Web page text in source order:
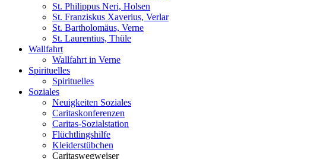
St. Philippus Neri, Holsen
St. Franziskus Xaverius, Verlar
St. Bartholomäus, Verne
St. Laurentius, Thüle
Wallfahrt
Wallfahrt in Verne
Spirituelles
Spirituelles
Soziales
Neuigkeiten Soziales
Caritaskonferenzen
Caritas-Sozialstation
Flüchtlingshilfe
Kleiderstübchen
Caritaswegweiser